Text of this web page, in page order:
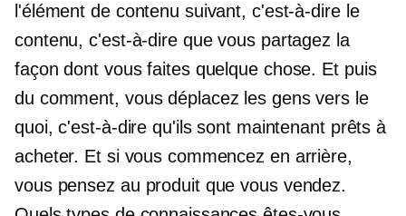
l'élément de contenu suivant, c'est-à-dire le
contenu, c'est-à-dire que vous partagez la
façon dont vous faites quelque chose. Et puis
du comment, vous déplacez les gens vers le
quoi, c'est-à-dire qu'ils sont maintenant prêts à
acheter. Et si vous commencez en arrière,
vous pensez au produit que vous vendez.